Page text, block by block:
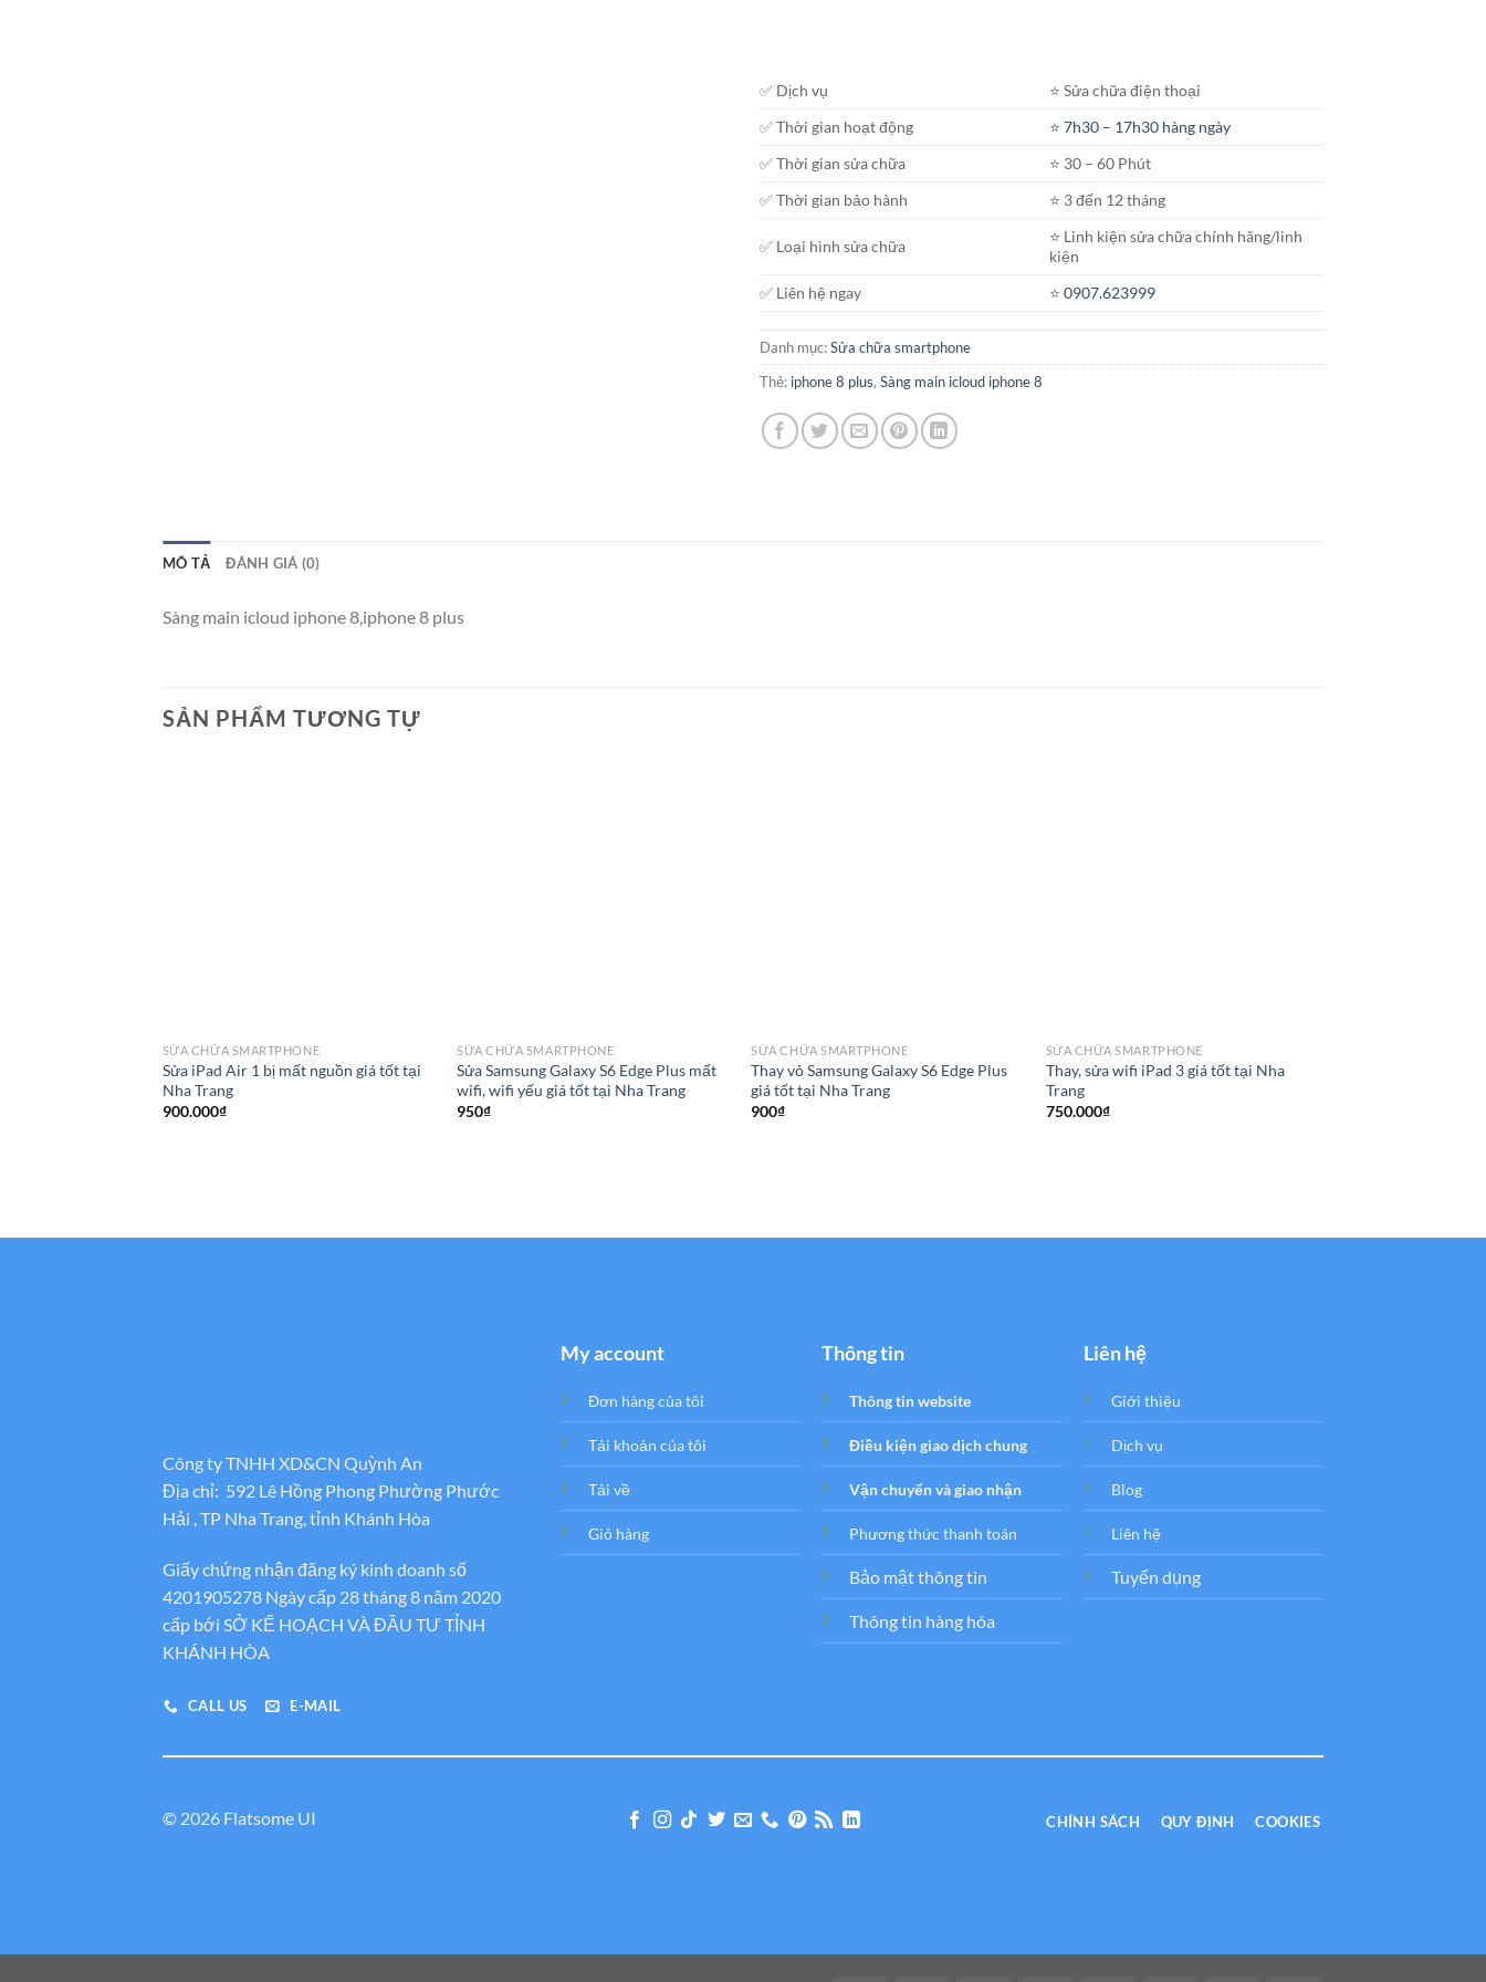
✅ Dịch vụ
⭐️ Sửa chữa điện thoại
✅ Thời gian hoạt động
⭐️7h30 – 17h30 hàng ngày
✅ Thời gian sửa chữa
⭐️ 30 – 60 Phút
✅ Thời gian bảo hành
⭐️ 3 đến 12 tháng
✅ Loại hình sửa chữa
⭐️ Linh kiện sửa chữa chính hãng/linh
kiện
✅ Liên hệ ngay
⭐️0907.623999
Danh mục:Sửa chữa smartphone
Thẻ: iphone 8 plus, Sàng main icloud iphone 8
MÔ TẢ ĐÁNH GIÁ (0)
Sàng main icloud iphone 8,iphone 8 plus
SẢN PHẨM TƯƠNG TỰ
SỬA CHỮA SMARTPHONE
Sửa iPad Air 1 bị mất nguồn giá tốt tại
Nha Trang
900.000₫
SỬA CHỮA SMARTPHONE
Sửa Samsung Galaxy S6 Edge Plus mất
wifi, wifi yếu giá tốt tại Nha Trang
950₫
SỬA CHỮA SMARTPHONE
Thay vỏ Samsung Galaxy S6 Edge Plus
giá tốt tại Nha Trang
900₫
SỬA CHỮA SMARTPHONE
Thay, sửa wifi iPad 3 giá tốt tại Nha
Trang
750.000₫
Công ty TNHH XD&CN Quỳnh An
Địa chỉ: 592 Lê Hồng Phong Phường Phước
Hải , TP Nha Trang, tỉnh Khánh Hòa
Giấy chứng nhận đăng ký kinh doanh số
4201905278 Ngày cấp 28 tháng 8 năm 2020
cấp bới SỞ KẾ HOẠCH VÀ ĐẦU TƯ TỈNH
KHÁNH HÒA
CALL US E-MAIL
My account
Đơn hàng của tôi
Tải khoản của tôi
Tải về
Giỏ hàng
Thông tin
Thông tin website
Điều kiện giao dịch chung
Vận chuyển và giao nhận
Phương thức thanh toán
Bảo mật thông tin
Thông tin hàng hóa
Liên hệ
Giới thiệu
Dịch vụ
Blog
Liên hệ
Tuyển dụng
© 2026 Flatsome UI CHÍNH SÁCH QUY ĐỊNH COOKIES